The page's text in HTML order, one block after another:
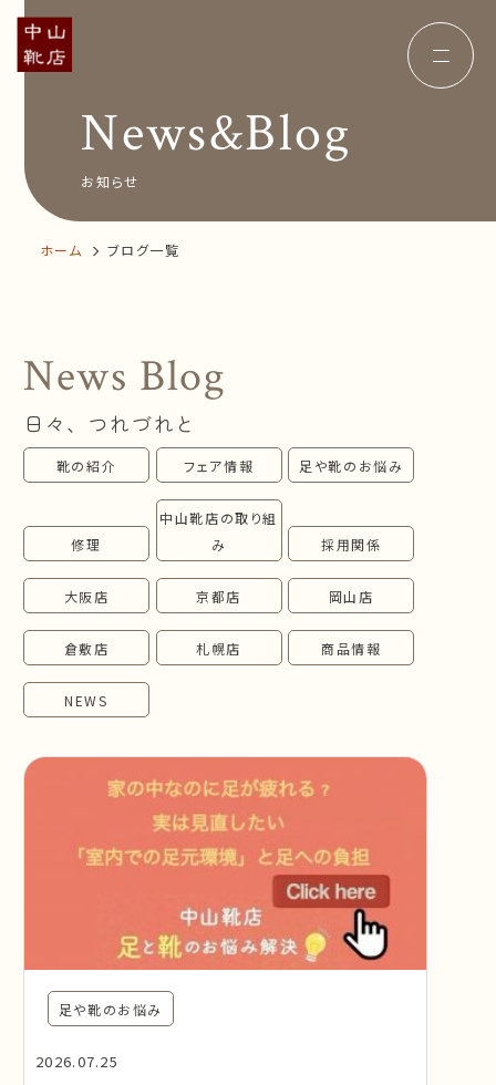
Concept コンセプト
Insole オーダー中敷き
News&Blog
Company
オンラインショップ
お問い合わせ
follow us!
News&Blog
お知らせ
ホーム ブログ一覧
News Blog
日々、つれづれと
靴の紹介 フェア情報 足や靴のお悩み
修理
中山靴店の取り組
み
採用関係
大阪店 京都店 岡山店
倉敷店 札幌店 商品情報
NEWS
足や靴のお悩み
2026.07.25